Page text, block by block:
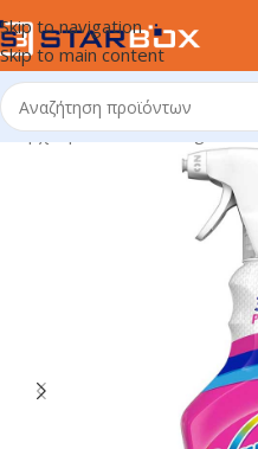
Skip to navigation
Skip to main content
Αρχική σελίδα/uncategorized